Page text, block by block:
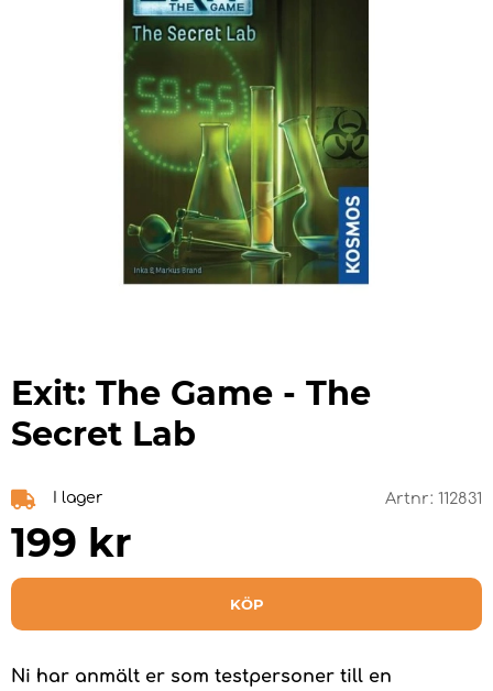
Exit: The Game - The
Secret Lab
I lager Artnr: 112831
199 kr
KÖP
Ni har anmält er som testpersoner till en